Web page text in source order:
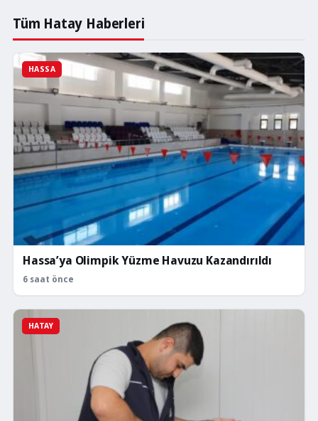
engelli
cihazları
bakım
onarım
hizmeti
sunuyor.
engelli
bireye
bakım
ve
onarım
sağlandı.
Tüm Hatay Haberleri
HASSA
Hassa’ya Olimpik Yüzme Havuzu Kazandırıldı
6 saat önce
HATAY